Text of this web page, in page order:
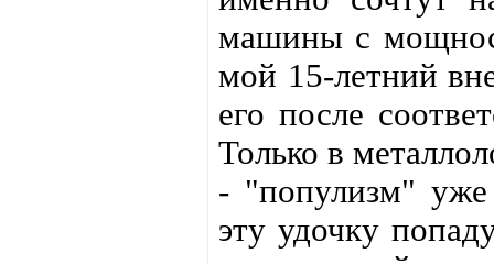
машины с
мой 15-летний
его после
Только в
- "популизм" уже
эту удочку